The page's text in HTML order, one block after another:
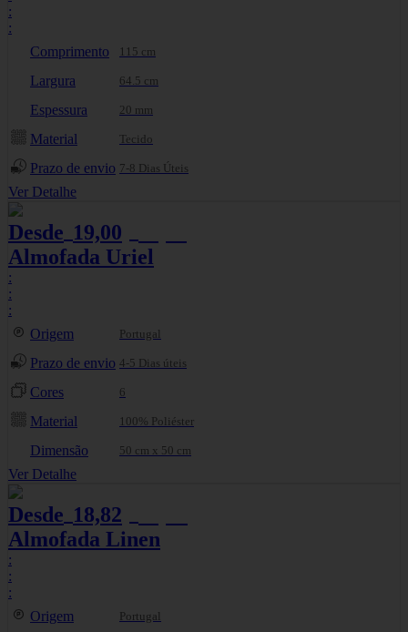
:
:
Comprimento
115 cm
Largura 64.5 cm
Espessura 20 mm
Material Tecido
Prazo de envio 7-8 Dias Úteis
Ver Detalhe
Desde 19,00
Almofada Uriel
:
:
:
Origem
Portugal
Prazo de envio 4-5 Dias úteis
Cores 6
Material 100% Poliéster
Dimensão 50 cm x 50 cm
Ver Detalhe
Desde 18,82
Almofada Linen
:
:
:
Origem
Portugal